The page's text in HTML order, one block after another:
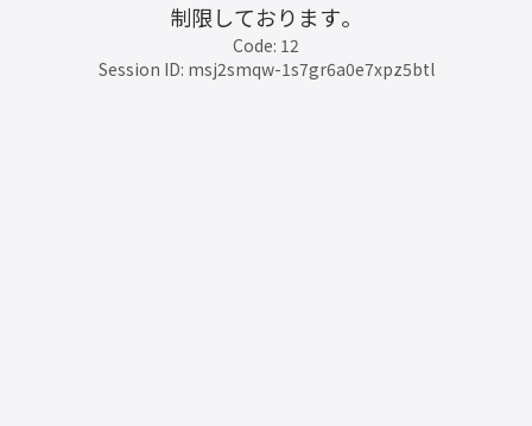
制限しております。
Code: 12
Session ID: msj2smqw-1s7gr6a0e7xpz5btl